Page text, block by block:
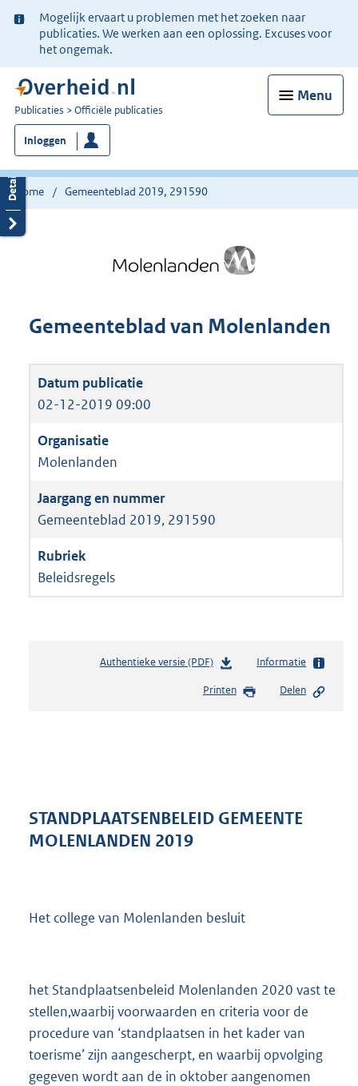
Ter
informatie:
Mogelijk ervaart u problemen met het zoeken naar
publicaties. We werken aan een oplossing. Excuses voor
het ongemak.
Menu
U
bent
nu
hier:
Publicaties Officiële publicaties
Inloggen
Home Gemeenteblad 2019, 291590
Gemeenteblad van Molenlanden
02-12-2019 09:00
Molenlanden
Gemeenteblad 2019, 291590
Beleidsregels
Authentieke versie (PDF)b
s
r
:
K
b
Informatie
Printen Delen
STANDPLAATSENBELEID GEMEENTE
MOLENLANDEN 2019
Het college van Molenlanden besluit
het Standplaatsenbeleid Molenlanden 2020 vast te
stellen,waarbij voorwaarden en criteria voor de
procedure van ‘standplaatsen in het kader van
toerisme’ zijn aangescherpt, en waarbij opvolging
gegeven wordt aan de in oktober aangenomen